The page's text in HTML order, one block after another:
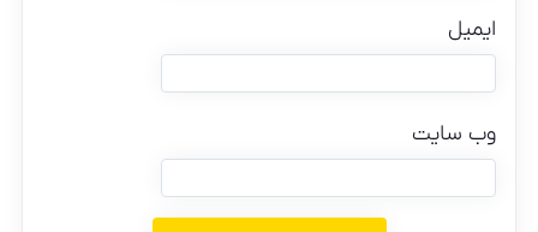
ایمیل
وب‌ سایت